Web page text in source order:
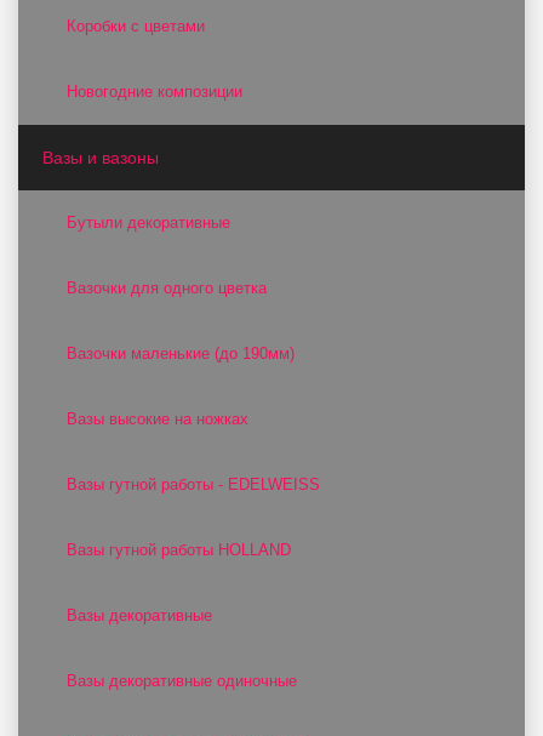
Коробки с цветами
Новогодние композиции
Вазы и вазоны
Бутыли декоративные
Вазочки для одного цветка
Вазочки маленькие (до 190мм)
Вазы высокие на ножках
Вазы гутной работы - EDELWEISS
Вазы гутной работы HOLLAND
Вазы декоративные
Вазы декоративные одиночные